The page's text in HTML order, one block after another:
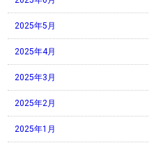
2025年5月
2025年4月
2025年3月
2025年2月
2025年1月